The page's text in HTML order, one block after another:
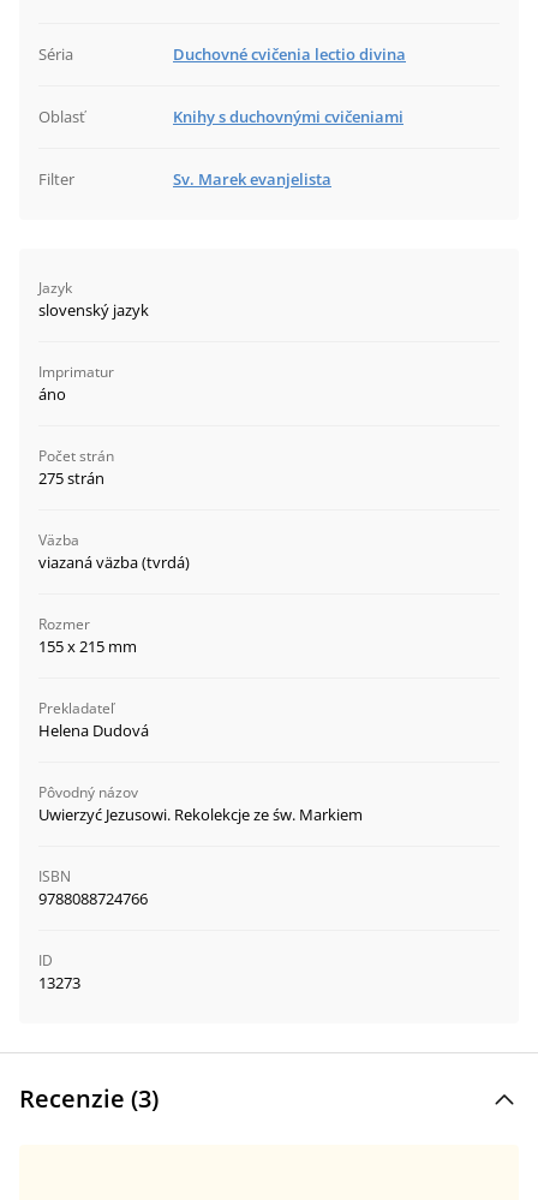
Séria Duchovné cvičenia lectio divina
Oblasť Knihy s duchovnými cvičeniami
Filter Sv. Marek evanjelista
Jazyk
slovenský jazyk
Imprimatur
áno
Počet strán
275 strán
Väzba
viazaná väzba (tvrdá)
Rozmer
155 x 215 mm
Prekladateľ
Helena Dudová
Pôvodný názov
Uwierzyć Jezusowi. Rekolekcje ze św. Markiem
ISBN
9788088724766
ID
13273
Recenzie (3)